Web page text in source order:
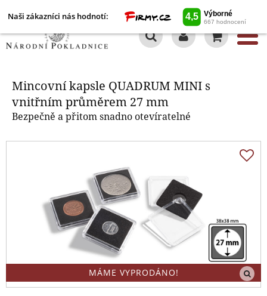
Naši zákazníci nás hodnotí:
Mincovní kapsle QUADRUM MINI s
vnitřním průměrem 27 mm
Bezpečně a přitom snadno otevíratelné
MÁME VYPRODÁNO!
Mincovní kapsle QUADRUM MINI